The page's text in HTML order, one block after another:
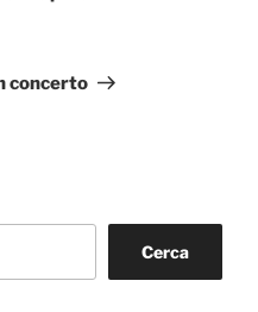
concerto
Cerca